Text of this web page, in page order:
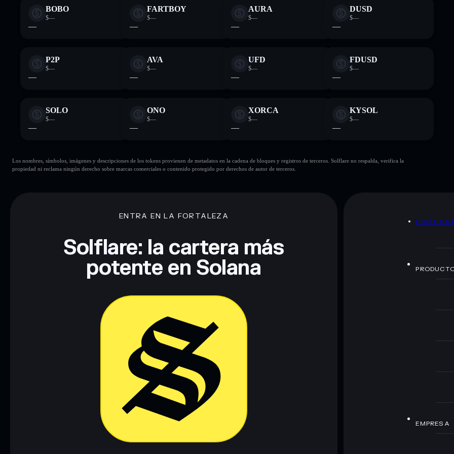
BOBO
$—
—
FARTBOY
$—
—
AURA
$—
—
DUSD
$—
—
P2P
$—
—
AVA
$—
—
UFD
$—
—
FDUSD
$—
—
SOLO
$—
—
ONO
$—
—
XORCA
$—
—
KYSOL
$—
—
Los nombres, símbolos, imágenes y descripciones de los tokens provienen de metadatos en la cadena de bloques y registros de terceros. Solflare no respalda, verifica la
propiedad ni reclama ningún derecho sobre marcas comerciales o contenido protegido por derechos de autor de terceros.
ENTRA EN LA FORTALEZA
Solflare: la cartera más
potente en Solana
POLÍTICA
EMPRESA